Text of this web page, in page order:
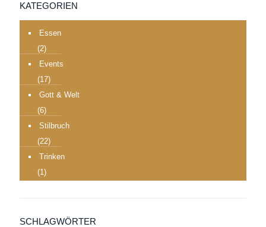
KATEGORIEN
Essen
(2)
Events
(17)
Gott & Welt
(6)
Stilbruch
(22)
Trinken
(1)
SCHLAGWÖRTER